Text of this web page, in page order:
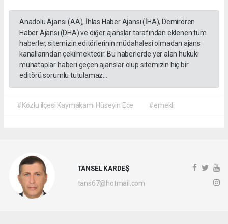
Anadolu Ajansı (AA), İhlas Haber Ajansı (İHA), Demirören
Haber Ajansı (DHA) ve diğer ajanslar tarafından eklenen tüm
haberler, sitemizin editörlerinin müdahalesi olmadan ajans
kanallarından çekilmektedir. Bu haberlerde yer alan hukuki
muhataplar haberi geçen ajanslar olup sitemizin hiç bir
editörü sorumlu tutulamaz...
#Kozlu ilçesi Kaymakamı Hüseyin Ece #emekli
TANSEL KARDEŞ
tans67@hotmail.com